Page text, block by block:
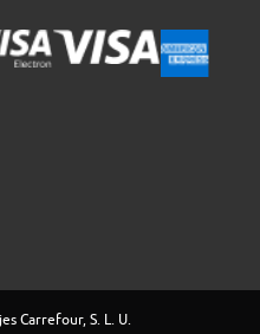
Carrefour, S. L. U.